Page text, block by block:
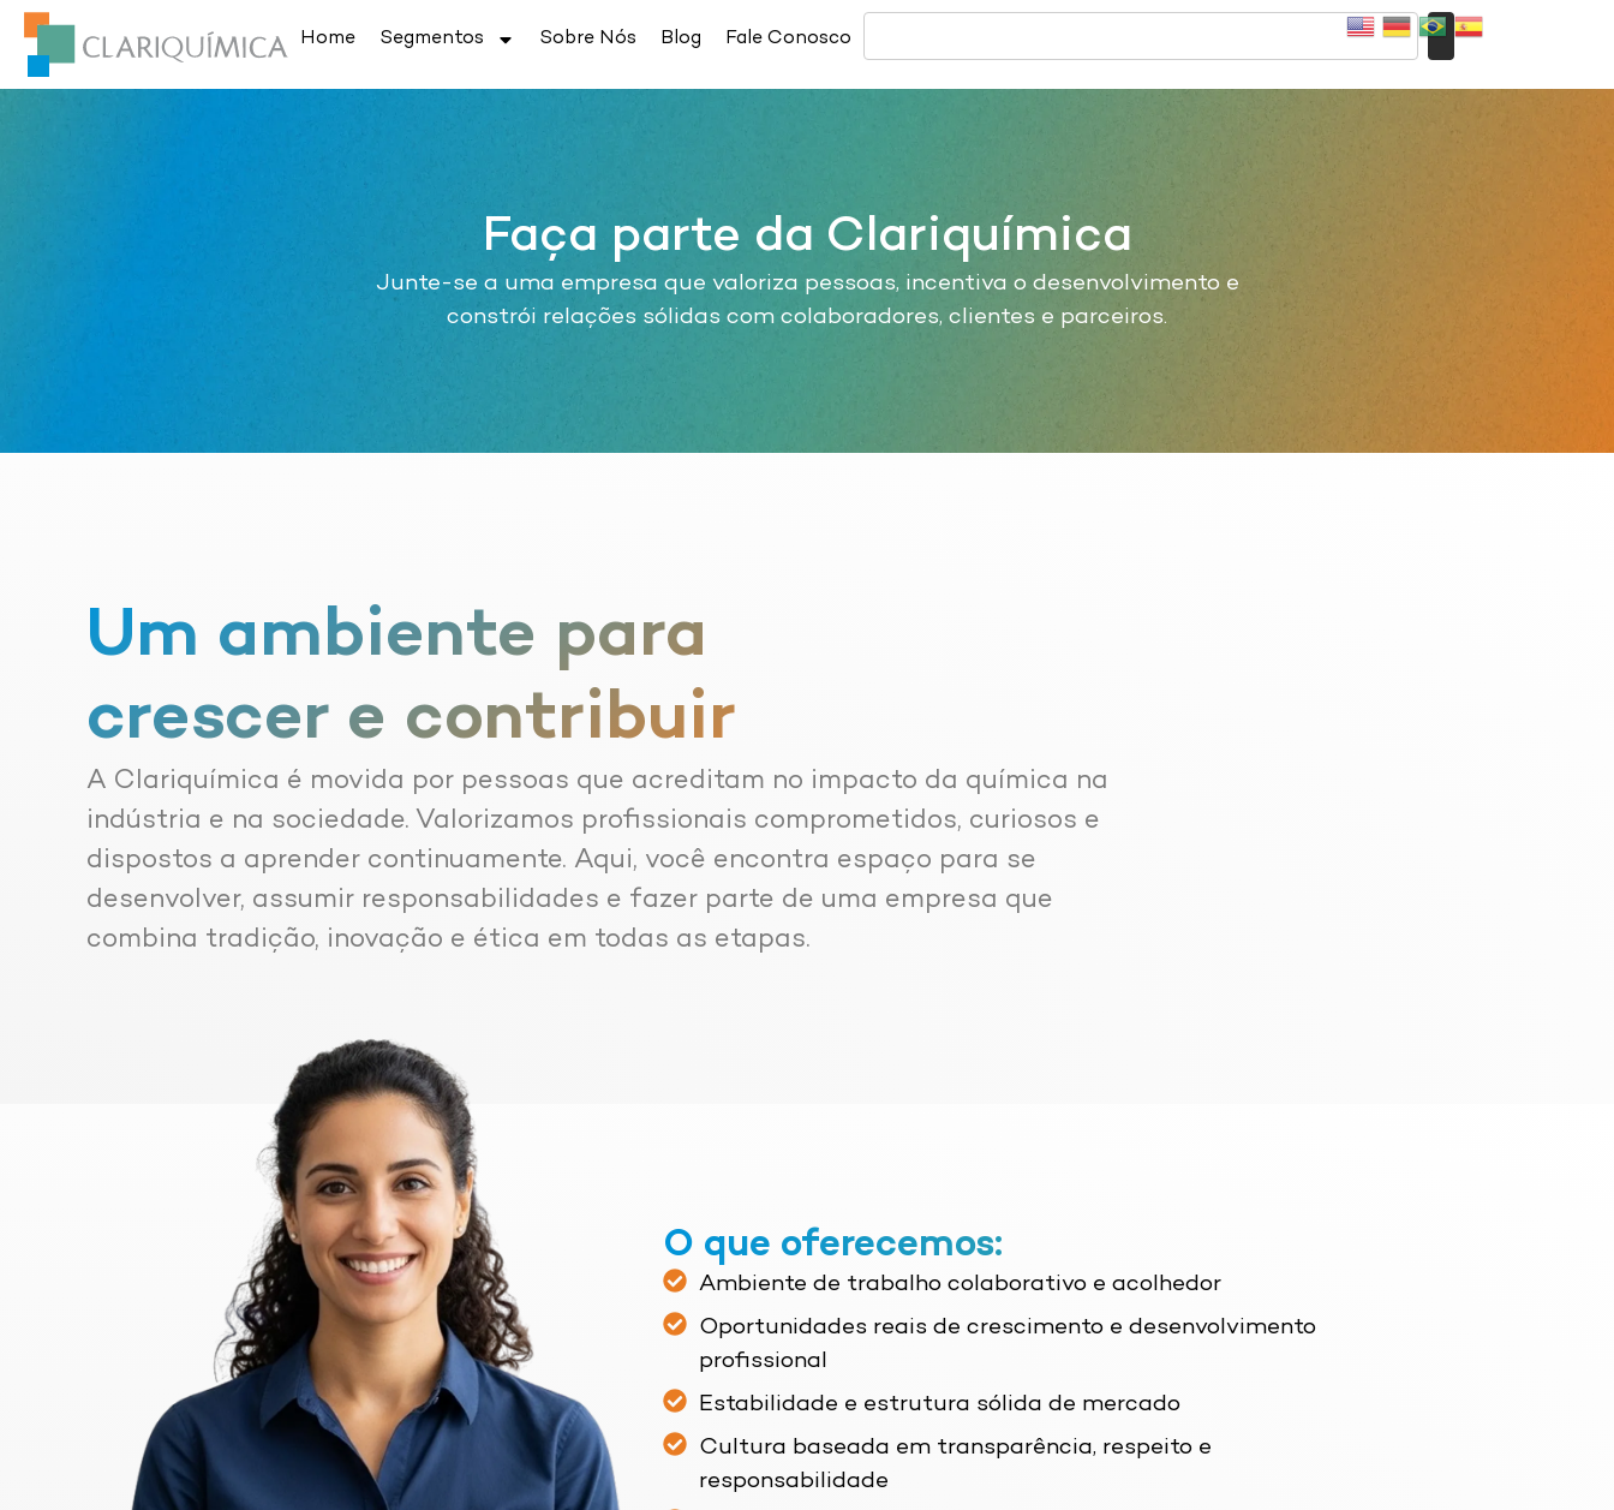
Home Segmentos Sobre Nós Blog Fale Conosco
Faça parte da Clariquímica
Junte-se a uma empresa que valoriza pessoas, incentiva o desenvolvimento e
constrói relações sólidas com colaboradores, clientes e parceiros.
Um ambiente para
crescer e contribuir
A Clariquímica é movida por pessoas que acreditam no impacto da química na
indústria e na sociedade. Valorizamos profissionais comprometidos, curiosos e
dispostos a aprender continuamente. Aqui, você encontra espaço para se
desenvolver, assumir responsabilidades e fazer parte de uma empresa que
combina tradição, inovação e ética em todas as etapas.
O que oferecemos:
Ambiente de trabalho colaborativo e acolhedor
Oportunidades reais de crescimento e desenvolvimento
profissional
Estabilidade e estrutura sólida de mercado
Cultura baseada em transparência, respeito e
responsabilidade